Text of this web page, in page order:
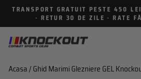
Sari
continut
Intrerupe
TRANSPORT GRATUIT PESTE 450
· RETUR 30 DE ZILE · RATE
Acasa/Ghid Marimi Glezniere GEL